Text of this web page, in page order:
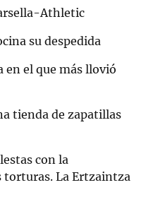
Athletic
su despedida
en el que más llovió
tienda de zapatillas
con la
torturas. La Ertzaintza